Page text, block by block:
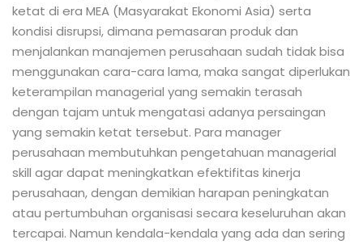
ketat di era MEA (Masyarakat Ekonomi Asia) serta
kondisi disrupsi, dimana pemasaran produk dan
menjalankan manajemen perusahaan sudah tidak bisa
menggunakan cara-cara lama, maka sangat diperlukan
keterampilan managerial yang semakin terasah
dengan tajam untuk mengatasi adanya persaingan
yang semakin ketat tersebut. Para manager
perusahaan membutuhkan pengetahuan managerial
skill agar dapat meningkatkan efektifitas kinerja
perusahaan, dengan demikian harapan peningkatan
atau pertumbuhan organisasi secara keseluruhan akan
tercapai. Namun kendala-kendala yang ada dan sering